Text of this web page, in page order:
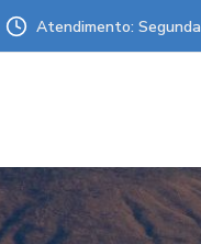
Atendimento: